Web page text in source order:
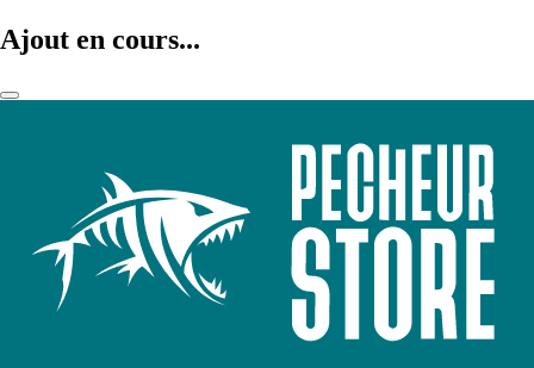
Ajout en cours...